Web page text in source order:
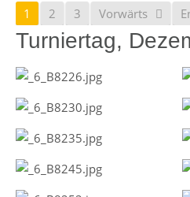
1 2 3 Vorwärts
Turniertag,